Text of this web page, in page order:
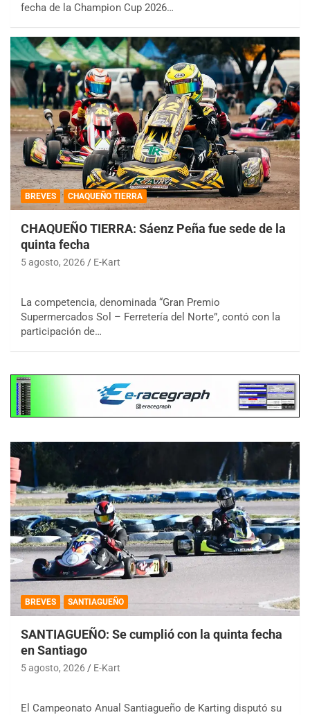
fecha de la Champion Cup 2026…
BREVES CHAQUEÑO TIERRA
CHAQUEÑO TIERRA: Sáenz Peña fue sede de la
quinta fecha
5 agosto, 2026 E-Kart
La competencia, denominada “Gran Premio
Supermercados Sol – Ferretería del Norte”, contó con la
participación de…
BREVES SANTIAGUEÑO
SANTIAGUEÑO: Se cumplió con la quinta fecha
en Santiago
5 agosto, 2026 E-Kart
El Campeonato Anual Santiagueño de Karting disputó su